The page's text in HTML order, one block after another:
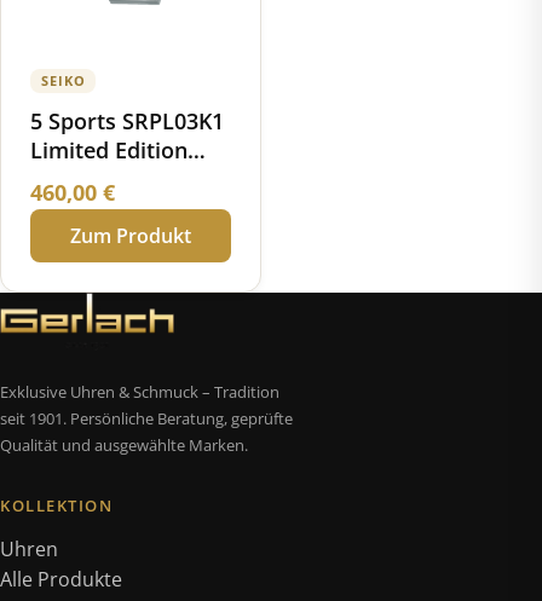
SEIKO
5 Sports SRPL03K1
Limited Edition
1968 Recreation
460,00 €
Zum Produkt
Exklusive Uhren & Schmuck – Tradition
seit 1901. Persönliche Beratung, geprüfte
Qualität und ausgewählte Marken.
KOLLEKTION
Uhren
Alle Produkte